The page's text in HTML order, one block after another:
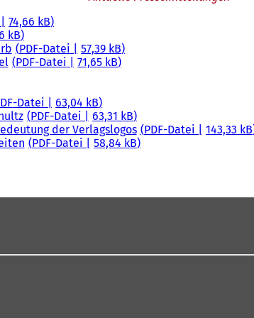
74,66 kB
kB
PDF-Datei
57,39 kB
PDF-Datei
71,65 kB
-Datei
63,04 kB
PDF-Datei
63,31 kB
der Verlagslogos PDF-Datei
143,33 kB
PDF-Datei 58,84 kB